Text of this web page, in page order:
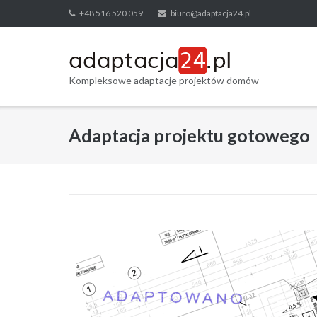
to
+48 516 520 059 biuro@adaptacja24.pl
Kompleksowe adaptacje projektów domów
Adaptacja projektu gotowego